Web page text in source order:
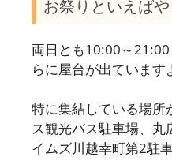
お祭りといえば
両日とも10:00～
らに屋台が出ています
特に集結している場所
ス観光バス駐車場、丸
イムズ川越幸町第2駐